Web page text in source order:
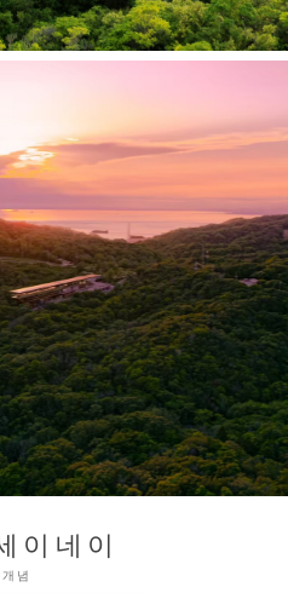
이네이
개념